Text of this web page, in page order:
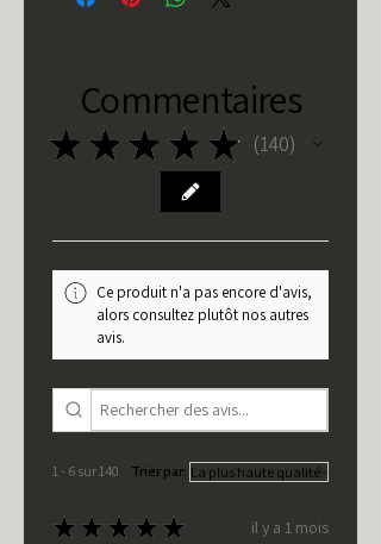
Commentaires
★ ★ ★ ★ ★ 140
140
Ce produit n'a pas encore d'avis,
alors consultez plutôt nos autres
avis.
1 - 6 sur 140 Trier par:
★ ★ ★ ★ ★ il y a 1 mois